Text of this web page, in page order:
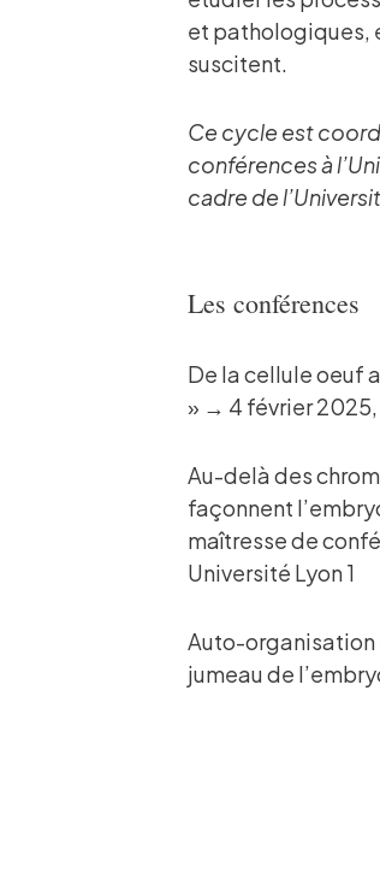
et pathologiques,
suscitent.
Ce cycle est
conférences à
cadre de
Les conférences
De la cellule oeuf
» → 4 février
Au-delà des
façonnent
maîtresse de
Université Lyon 1
Auto-organisation
jumeau de